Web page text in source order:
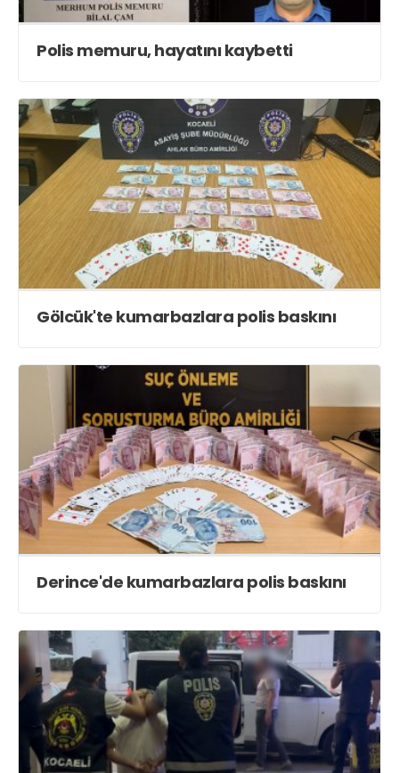
Polis memuru, hayatını kaybetti
Gölcük'te kumarbazlara polis baskını
Derince'de kumarbazlara polis baskını